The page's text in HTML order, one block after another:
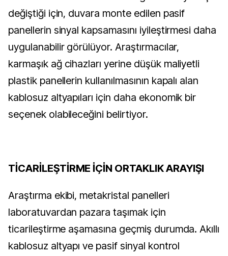
değiştiği için, duvara monte edilen pasif
panellerin sinyal kapsamasını iyileştirmesi daha
uygulanabilir görülüyor. Araştırmacılar,
karmaşık ağ cihazları yerine düşük maliyetli
plastik panellerin kullanılmasının kapalı alan
kablosuz altyapıları için daha ekonomik bir
seçenek olabileceğini belirtiyor.
TİCARİLEŞTİRME İÇİN ORTAKLIK ARAYIŞI
Araştırma ekibi, metakristal panelleri
laboratuvardan pazara taşımak için
ticarileştirme aşamasına geçmiş durumda. Akıllı
kablosuz altyapı ve pasif sinyal kontrol